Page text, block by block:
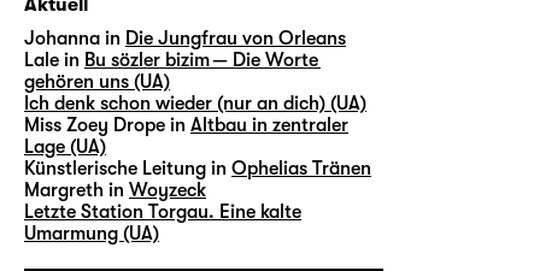
Aktuell
Johanna in Die Jungfrau von Orleans
Lale in Bu sözler bizim — Die Worte
gehören uns (UA)
Ich denk schon wieder (nur an dich) (UA)
Miss Zoey Drope in Altbau in zentraler
Lage (UA)
Künstlerische Leitung in Ophelias Tränen
Margreth in Woyzeck
Letzte Station Torgau. Eine kalte
Umarmung (UA)